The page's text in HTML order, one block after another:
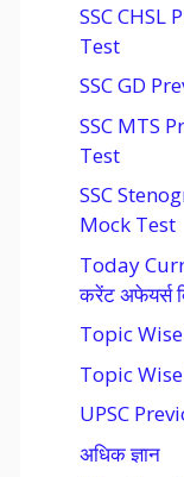
SSC CHSL
Test
SSC GD
SSC MTS
Test
SSC
Mock Test
Today
करेंट अफेयर्स
Topic
Topic Wise
UPSC
अधिक ज्ञान